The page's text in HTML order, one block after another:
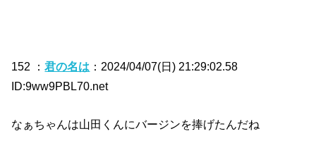
152 ：君の名は ：2024/04/07(日) 21:29:02.58
ID:9ww9PBL70.net
なぁちゃんは山田くんにバージンを捧げたんだね